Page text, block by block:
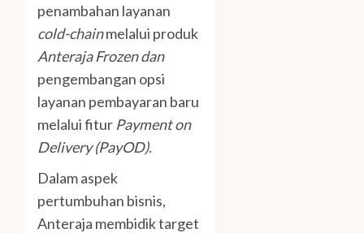
penambahan layanan
cold-chainmelalui produk
Anteraja Frozendan
pengembangan opsi
layanan pembayaran baru
melalui fitur Payment on
Delivery (PayOD).
Dalam aspek
pertumbuhan bisnis,
Anteraja membidik target